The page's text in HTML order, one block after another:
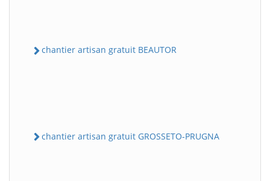
chantier artisan gratuit BEAUTOR
chantier artisan gratuit GROSSETO-PRUGNA